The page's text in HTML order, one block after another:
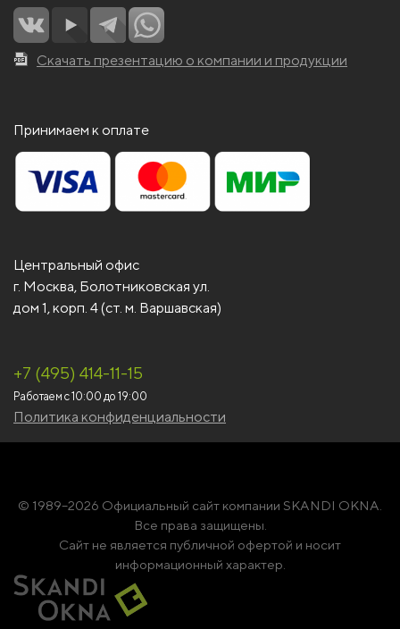
Скачать презентацию о компании и продукции
Принимаем к оплате
Центральный офис
г. Москва, Болотниковская ул.
дом 1, корп. 4 (ст. м. Варшавская)
+7 (495) 414-11-15
Работаем с 10:00 до 19:00
Политика конфиденциальности
© 1989–2026 Официальный сайт компании SKANDI OKNA.
Все права защищены.
Сайт не является публичной офертой и носит
информационный характер.